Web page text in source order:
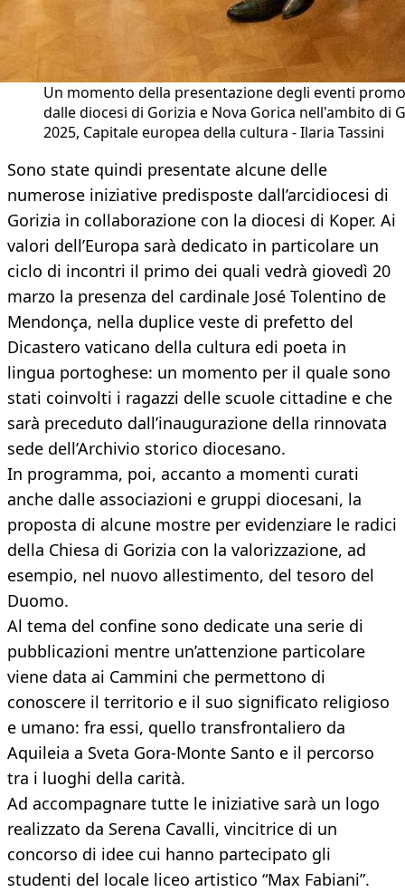
Un momento della presentazione degli eventi
dalle diocesi di Gorizia e Nova Gorica nell'ambito di
2025, Capitale europea della cultura - Ilaria Tassini
Sono state quindi presentate alcune delle
numerose iniziative predisposte dall’arcidiocesi di
Gorizia in collaborazione con la diocesi di Koper. Ai
valori dell’Europa sarà dedicato in particolare un
ciclo di incontri il primo dei quali vedrà giovedì 20
marzo la presenza del cardinale José Tolentino de
Mendonça, nella duplice veste di prefetto del
Dicastero vaticano della cultura edi poeta in
lingua portoghese: un momento per il quale sono
stati coinvolti i ragazzi delle scuole cittadine e che
sarà preceduto dall’inaugurazione della rinnovata
sede dell’Archivio storico diocesano.
In programma, poi, accanto a momenti curati
anche dalle associazioni e gruppi diocesani, la
proposta di alcune mostre per evidenziare le radici
della Chiesa di Gorizia con la valorizzazione, ad
esempio, nel nuovo allestimento, del tesoro del
Duomo.
Al tema del confine sono dedicate una serie di
pubblicazioni mentre un’attenzione particolare
viene data ai Cammini che permettono di
conoscere il territorio e il suo significato religioso
e umano: fra essi, quello transfrontaliero da
Aquileia a Sveta Gora-Monte Santo e il percorso
tra i luoghi della carità.
Ad accompagnare tutte le iniziative sarà un logo
realizzato da Serena Cavalli, vincitrice di un
concorso di idee cui hanno partecipato gli
studenti del locale liceo artistico “Max Fabiani”.